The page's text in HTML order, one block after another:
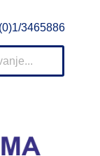
3465886